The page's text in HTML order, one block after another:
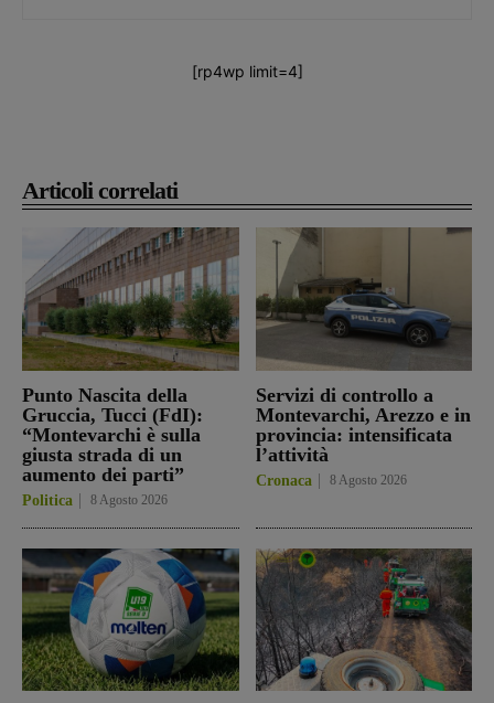
Articoli correlati
Punto Nascita della
Gruccia, Tucci (FdI):
“Montevarchi è sulla
giusta strada di un
aumento dei parti”
Politica 8 Agosto 2026
Servizi di controllo a
Montevarchi, Arezzo e in
provincia: intensificata
l’attività
Cronaca 8 Agosto 2026
[rp4wp limit=4]